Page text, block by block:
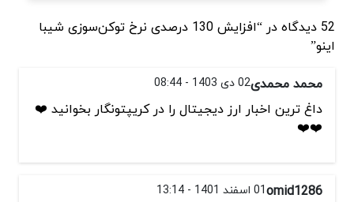
52 دیدگاه در “افزایش 130 درصدی نرخ توکن‌سوزی شیبا
اینو”
محمد محمدی02 دی 1403 - 08:44
داغ ترین اخبار ارز دیجیتال را در کریپتونگار بخوانید ❤️
❤️❤️
omid128601 اسفند 1401 - 13:14